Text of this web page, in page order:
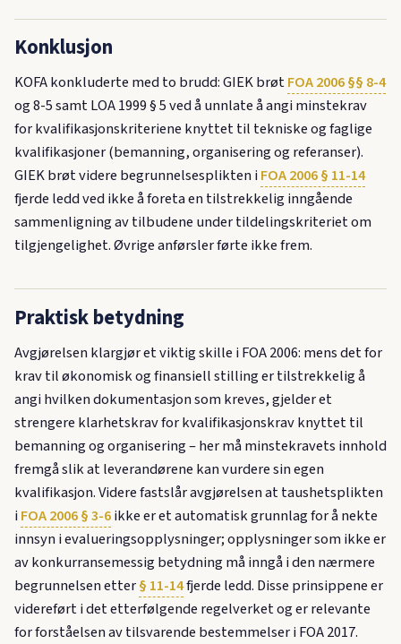
Konklusjon
KOFA konkluderte med to brudd: GIEK brøtFOA 2006 §§ 8-4
og 8-5 samt LOA 1999 § 5 ved å unnlate å angi minstekrav
for kvalifikasjonskriteriene knyttet til tekniske og faglige
kvalifikasjoner (bemanning, organisering og referanser).
GIEK brøt videre begrunnelsesplikten iFOA 2006 § 11-14
fjerde ledd ved ikke å foreta en tilstrekkelig inngående
sammenligning av tilbudene under tildelingskriteriet om
tilgjengelighet. Øvrige anførsler førte ikke frem.
Praktisk betydning
Avgjørelsen klargjør et viktig skille i FOA 2006: mens det for
krav til økonomisk og finansiell stilling er tilstrekkelig å
angi hvilken dokumentasjon som kreves, gjelder et
strengere klarhetskrav for kvalifikasjonskrav knyttet til
bemanning og organisering – her må minstekravets innhold
fremgå slik at leverandørene kan vurdere sin egen
kvalifikasjon. Videre fastslår avgjørelsen at taushetsplikten
iFOA 2006 § 3-6ikke er et automatisk grunnlag for å nekte
innsyn i evalueringsopplysninger; opplysninger som ikke er
av konkurransemessig betydning må inngå i den nærmere
begrunnelsen etter§ 11-14fjerde ledd. Disse prinsippene er
videreført i det etterfølgende regelverket og er relevante
for forståelsen av tilsvarende bestemmelser i FOA 2017.